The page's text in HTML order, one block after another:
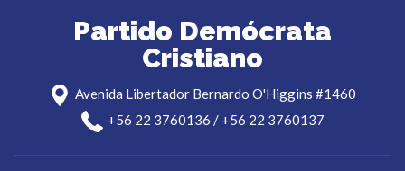
Partido Demócrata
Cristiano
Avenida Libertador Bernardo O'Higgins #1460
+56 22 3760136 / +56 22 3760137